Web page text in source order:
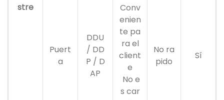
stre
Puert
a
DDU
/ DD
P / D
AP
Conv
enien
te pa
ra el
client
e
No e
s car
No ra
pido
Sí